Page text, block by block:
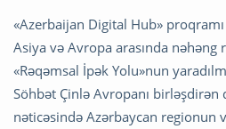
«Azerbaijan Digital Hub»
Asiya və Avropa arasında nəhəng
«Rəqəmsal İpək Yolu»nun
Söhbət Çinlə Avropanı
nəticəsində Azərbaycan regionun